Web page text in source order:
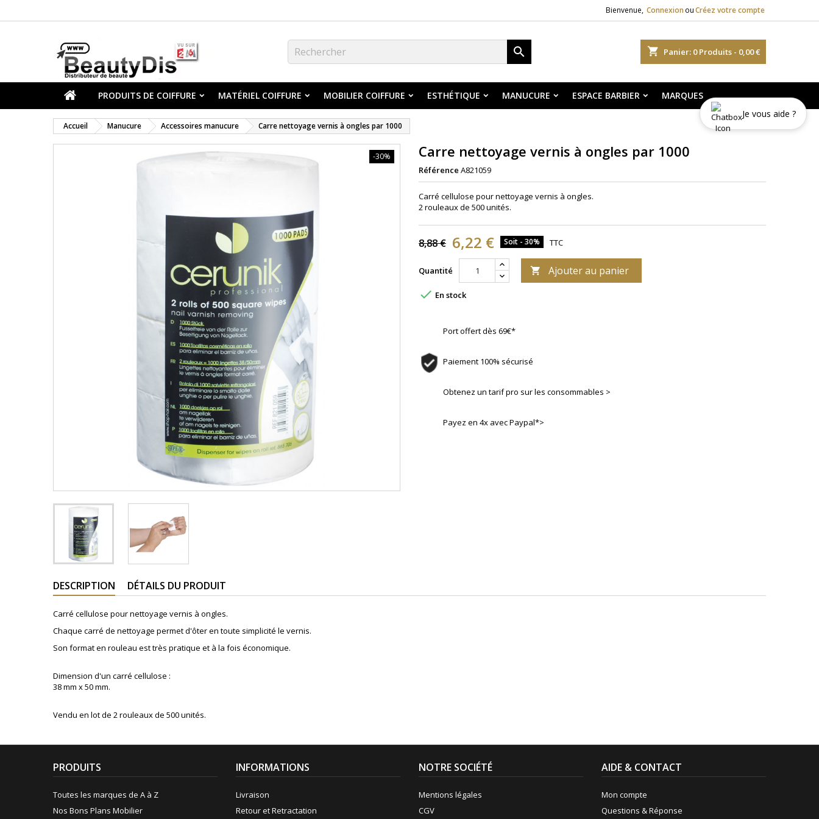
Bienvenue, Connexion ouCréez votre compte
shopping_cart Panier: 0Produits - 0,00 €

PRODUITS DE COIFFURE MATÉRIEL COIFFURE MOBILIER COIFFURE ESTHÉTIQUE MANUCURE ESPACE BARBIER MARQUES
Accueil Manucure Accessoires manucure Carre nettoyage vernis à ongles par 1000
-30% Carre nettoyage vernis à ongles par 1000
Référence A821059
Carré cellulose pour nettoyage vernis à ongles.
2 rouleaux de 500 unités.
8,88 € 6,22 € Soit - 30% TTC
Quantité  Ajouter au panier
 En stock
Port offert dès 69€*
Paiement 100% sécurisé
Obtenez un tarif pro sur les consommables >
Payez en 4x avec Paypal*>
DESCRIPTION DÉTAILS DU PRODUIT
Carré cellulose pour nettoyage vernis à ongles.
Chaque carré de nettoyage permet d'ôter en toute simplicité le vernis.
Son format en rouleau est très pratique et à la fois économique.
Dimension d'un carré cellulose :
38 mm x 50 mm.
Vendu en lot de 2 rouleaux de 500 unités.
PRODUITS
Toutes les marques de A à Z
Nos Bons Plans Mobilier
INFORMATIONS
Livraison
Retour et Retractation
NOTRE SOCIÉTÉ
Mentions légales
CGV
AIDE & CONTACT
Mon compte
Questions & Réponse
Je vous aide ?